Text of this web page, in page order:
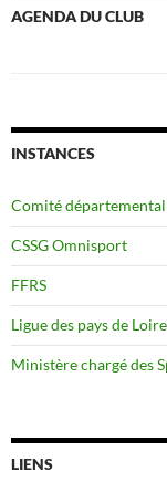
AGENDA DU CLUB
INSTANCES
Comité
CSSG Omnisport
FFRS
Ligue des pays de Loire
Ministère chargé des
LIENS